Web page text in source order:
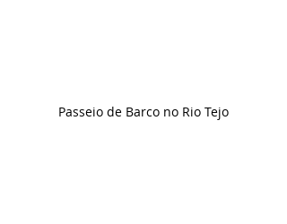
Passeio de Barco no Rio Tejo